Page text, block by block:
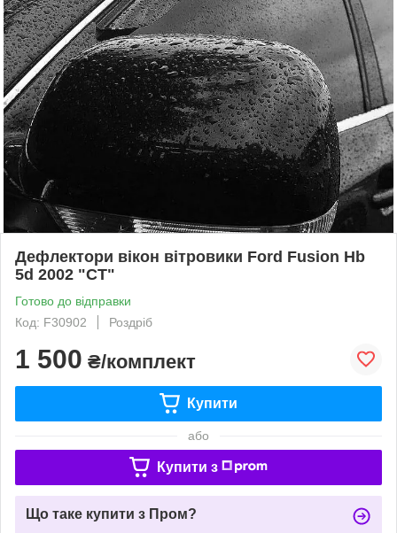
Дефлектори вікон вітровики Ford Fusion Hb
5d 2002 "CT"
Готово до відправки
Код: F30902
Роздріб
1 500 ₴/комплект
Купити
або
Купити з
Що таке купити з Пром?